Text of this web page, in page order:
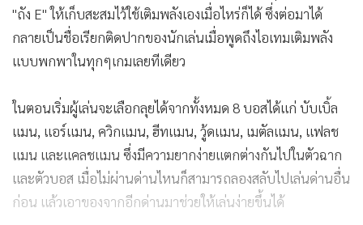
"ถัง E" ให้เก็บสะสมไว้ใช้เติมพลังเองเมื่อไหร่ก็ได้ ซึ่งต่อมาได้
กลายเป็นชื่อเรียกติดปากของนักเล่นเมื่อพูดถึงไอเทมเติมพลัง
แบบพกพาในทุกๆเกมเลยทีเดียว
ในตอนเริ่มผู้เล่นจะเลือกลุยได้จากทั้งหมด 8 บอสได้แก่ บับเบิ้ล
แมน, แอร์แมน, ควิกแมน, ฮีทแมน, วู้ดแมน, เมตัลแมน, แฟลช
แมน และแคลชแมน ซึ่งมีความยากง่ายแตกต่างกันไปในตัวฉาก
และตัวบอส เมื่อไม่ผ่านด่านไหนก็สามารถลองสลับไปเล่นด่านอื่น
ก่อน แล้วเอาของจากอีกด่านมาช่วยให้เล่นง่ายขึ้นได้